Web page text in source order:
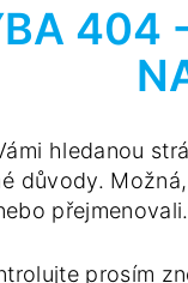
404
hledanou
důvody.
prosím